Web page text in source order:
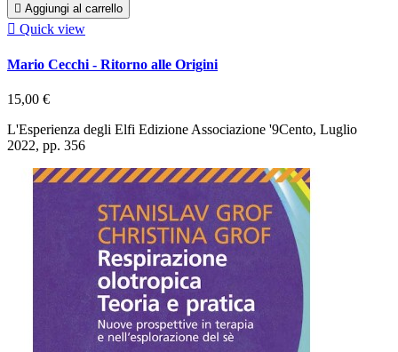
 Aggiungi al carrello
 Quick view
Mario Cecchi - Ritorno alle Origini
15,00 €
L'Esperienza degli Elfi Edizione Associazione '9Cento, Luglio
2022, pp. 356